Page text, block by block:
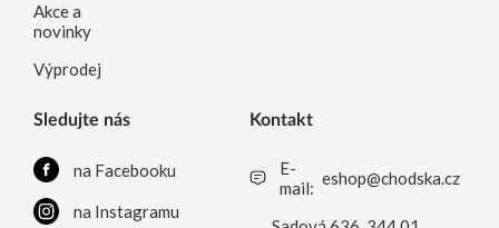
Akce a
novinky
Výprodej
Sledujte nás
na Facebooku
na Instagramu
Kontakt
E-
mail: eshop@chodska.cz